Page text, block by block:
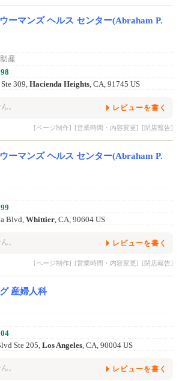
ーマンズ ヘルス センター(Abraham P.
産
309, Hacienda Heights, CA, 91745 US
。 レビューを書く
[ページ制作] [営業時間・内容変更] [閉店報告]
ーマンズ ヘルス センター(Abraham P.
Blvd, Whittier, CA, 90604 US
。 レビューを書く
[ページ制作] [営業時間・内容変更] [閉店報告]
産婦人科
Ste 205, Los Angeles, CA, 90004 US
。 レビューを書く